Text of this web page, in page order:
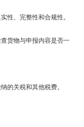
性、完整性和合规性。
货物与申报内容是否一
的关税和其他税费。